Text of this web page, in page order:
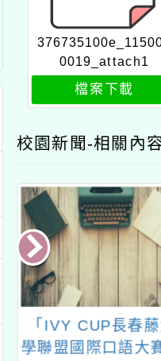
0019_attach1
檔案下載
校園新聞-相關內
元智大學管理學院
碩士在職專班